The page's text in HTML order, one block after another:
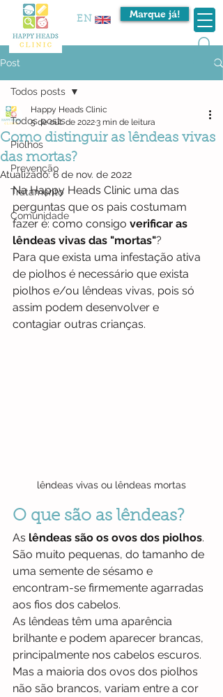
Marque já!
EN
Post
Todos posts
Piolhos
Prevenção
Tratamento
Comunidade
Todos posts
Como distinguir as lêndeas vivas
das mortas?
Happy Heads Clinic
5 de out. de 20223 min de leitura
Atualizado:6 de nov. de 2022
Na Happy Heads Clinic uma das
perguntas que os pais costumam
fazer é: como consigo verificar as
lêndeas vivas das "mortas"?
Para que exista uma infestação ativa
de piolhos é necessário que exista
piolhos e/ou lêndeas vivas, pois só
assim podem desenvolver e
contagiar outras crianças.
lêndeas vivas ou lêndeas mortas
O que são as lêndeas?
As lêndeas são os ovos dos piolhos.
São muito pequenas, do tamanho de
uma semente de sésamo e
encontram-se firmemente agarradas
aos fios dos cabelos.
As lêndeas têm uma aparência
brilhante e podem aparecer brancas,
principalmente nos cabelos escuros.
Mas a maioria dos ovos dos piolhos
não são brancos, variam entre a cor